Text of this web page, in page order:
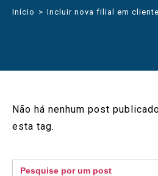
Início > Incluir nova filial em
Não há nenhum post
esta tag.
Search
for: